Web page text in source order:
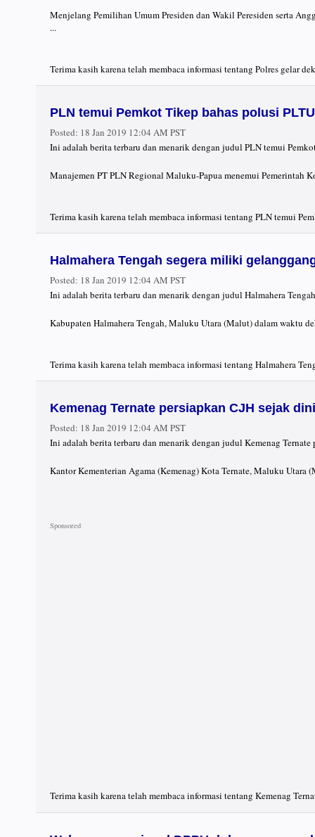
Menjelang Pemilihan Umum Presiden dan Wakil Peresiden serta
...
Terima kasih karena telah membaca informasi tentang Polres gelar
PLN temui Pemkot Tikep bahas polusi PLTU
Posted: 18 Jan 2019 12:04 AM PST
Ini adalah berita terbaru dan menarik dengan judul PLN temui
Manajemen PT PLN Regional Maluku-Papua menemui Pemerintah
Terima kasih karena telah membaca informasi tentang PLN temui
Halmahera Tengah segera miliki
Posted: 18 Jan 2019 12:04 AM PST
Ini adalah berita terbaru dan menarik dengan judul Halmahera
Kabupaten Halmahera Tengah, Maluku Utara (Malut) dalam waktu
Terima kasih karena telah membaca informasi tentang Halmahera
Kemenag Ternate persiapkan CJH sejak dini
Posted: 18 Jan 2019 12:04 AM PST
Ini adalah berita terbaru dan menarik dengan judul Kemenag
Kantor Kementerian Agama (Kemenag) Kota Ternate, Maluku Utara
Terima kasih karena telah membaca informasi tentang Kemenag